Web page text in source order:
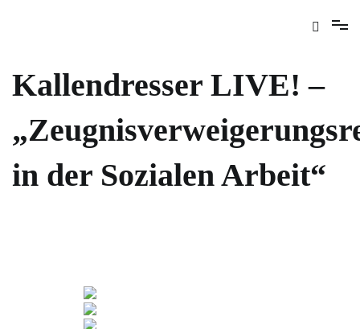
Kallendresser LIVE! –
in der Sozialen Arbeit“